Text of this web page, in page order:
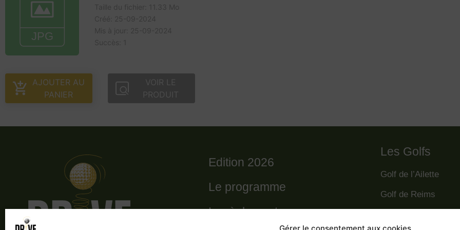
AJOUTER AU
PANIER
VOIR LE
PRODUIT
Edition 2026
Le programme
Le règlement
Les Golfs
Golf de l’Ailette
Golf de Reims